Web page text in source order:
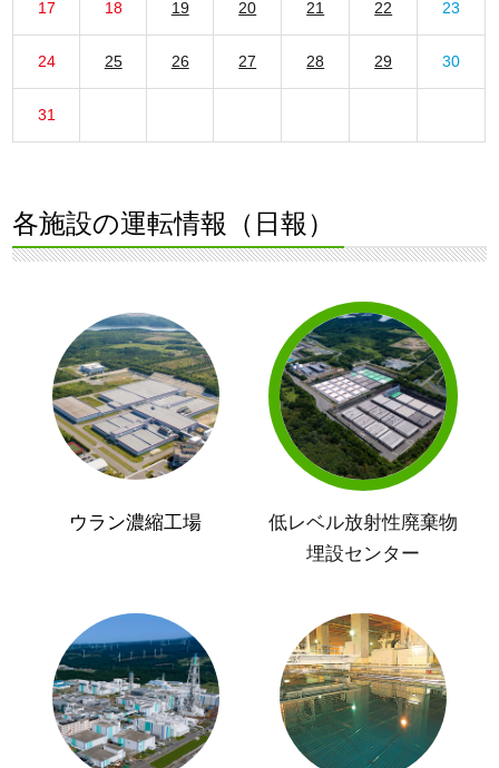
17 18 19 20 21 22 23
24 25 26 27 28 29 30
31
各施設の運転情報（日報）
ウラン濃縮工場
低レベル放射性廃棄物
埋設センター